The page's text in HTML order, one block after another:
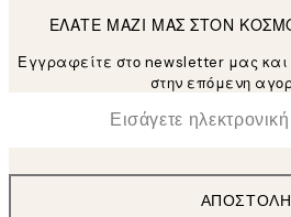
ΕΛΑΤΕ ΜΑΖΙ ΜΑΣ ΣΤΟΝ
Εγγραφείτε στο newsletter μας και
στην επόμενη
Ηλεκτρονική Διεύθυνση
ΑΠΟΣΤΟΛΉ